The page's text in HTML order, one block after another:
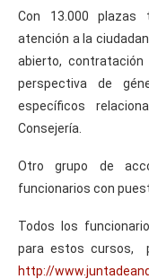
Con 13.000 plazas
atención a la
abierto,
perspectiva de
específicos
Consejería.
Otro grupo de
funcionarios con
Todos los
para estos cursos,
http://